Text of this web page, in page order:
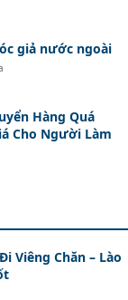
giả nước ngoài
Hàng Quá
Cho Người Làm
Viêng Chăn – Lào